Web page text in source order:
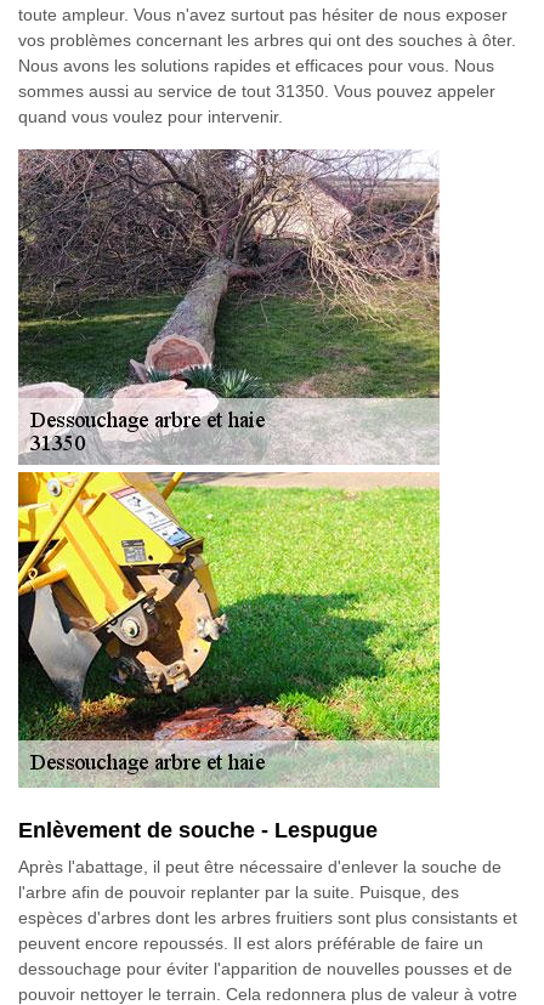
toute ampleur. Vous n'avez surtout pas hésiter de nous exposer
vos problèmes concernant les arbres qui ont des souches à ôter.
Nous avons les solutions rapides et efficaces pour vous. Nous
sommes aussi au service de tout 31350. Vous pouvez appeler
quand vous voulez pour intervenir.
Enlèvement de souche - Lespugue
Après l'abattage, il peut être nécessaire d'enlever la souche de
l'arbre afin de pouvoir replanter par la suite. Puisque, des
espèces d'arbres dont les arbres fruitiers sont plus consistants et
peuvent encore repoussés. Il est alors préférable de faire un
dessouchage pour éviter l'apparition de nouvelles pousses et de
pouvoir nettoyer le terrain. Cela redonnera plus de valeur à votre